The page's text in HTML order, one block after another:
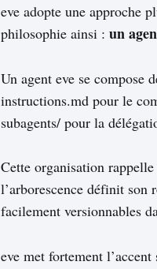
eve adopte une approche
philosophie ainsi : un
Un agent eve se compose
instructions.md pour le
subagents/ pour la
Cette organisation
l’arborescence définit son
facilement versionnables
eve met fortement